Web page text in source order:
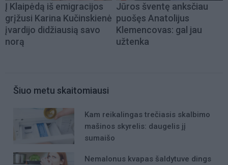
Į Klaipėdą iš emigracijos
grįžusi Karina Kučinskienė
įvardijo didžiausią savo
norą
Jūros šventę anksčiau
puošęs Anatolijus
Klemencovas: gal jau
užtenka
Šiuo metu skaitomiausi
Kam reikalingas trečiasis skalbimo
mašinos skyrelis: daugelis jį
sumaišo
Nemalonus kvapas šaldytuve dings